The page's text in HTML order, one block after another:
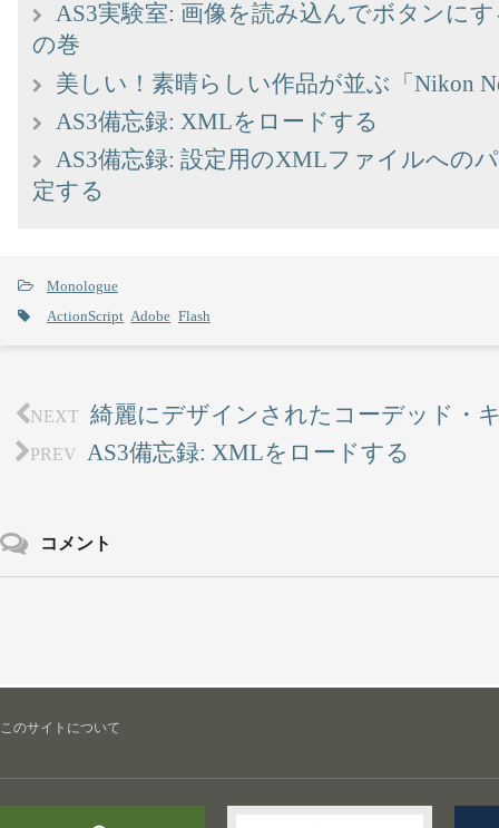
AS3実験室: 画像を読み込んでボタンにす
の巻
美しい！素晴らしい作品が並ぶ「Nikon
AS3備忘録: XMLをロードする
AS3備忘録: 設定用のXMLファイルへの
定する
Monologue
ActionScript Adobe Flash
NEXT 綺麗にデザインされたコーデッド・
PREV AS3備忘録: XMLをロードする
コメント
このサイトについて